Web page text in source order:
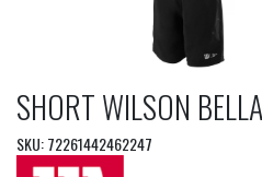
SHORT WILSON
SKU: 72261442462247